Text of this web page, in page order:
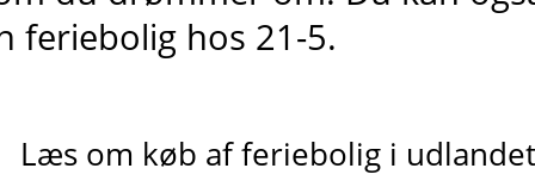
feriebolig hos 21-5.
Læs om køb af feriebolig i